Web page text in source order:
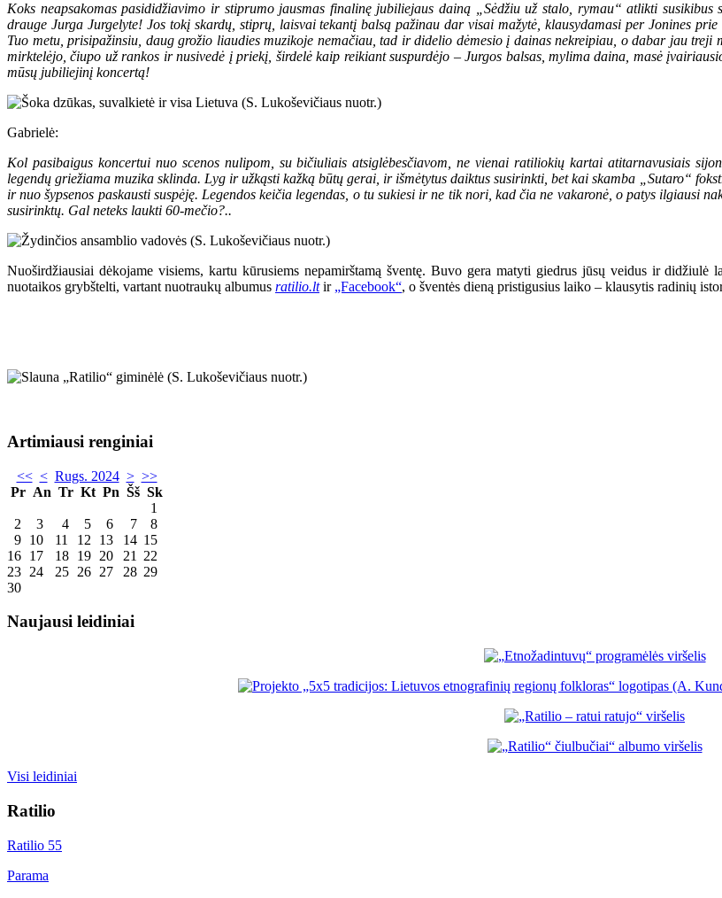
Koks neapsakomas pasididžiavimo ir stiprumo jausmas finalinę jubiliejaus dainą „Sėdžiu už stalo, rymau“ atlikti
drauge Jurga Jurgelyte! Jos tokį skardų, stiprų, laisvai tekantį balsą pažinau dar visai mažytė, klausydamasi per Jonines
Tuo metu, prisipažinsiu, daug grožio liaudies muzikoje nemačiau, tad ir didelio dėmesio į dainas nekreipiau, o dabar jau
mirktelėjo, čiupo už rankos ir nusivedė į priekį, širdelė kaip reikiant suspurdėjo – Jurgos balsas, mylima daina, masė
mūsų jubiliejinį koncertą!
Gabrielė:
Kol pasibaigus koncertui nuo scenos nulipom, su bičiuliais atsiglėbesčiavom, ne vienai ratiliokių kartai atitarnavusiais
legendų griežiama muzika sklinda. Lyg ir užkąsti kažką būtų gerai, ir išmėtytus daiktus susirinkti, bet kai skamba „Sutaro“
ir nuo šypsenos paskausti suspėję. Legendos keičia legendas, o tu sukiesi ir ne tik nori, kad čia ne vakaronė, o patys ilgiausi
susirinktų. Gal neteks laukti 60-mečio?..
Nuoširdžiausiai dėkojame visiems, kartu kūrusiems nepamirštamą šventę. Buvo gera matyti giedrus jūsų veidus ir
nuotaikos grybštelti, vartant nuotraukų albumus ratilio.ltir „Facebook“, o šventės dieną pristigusius laiko – klausytis radinių
Artimiausi renginiai
<< < Rugs. 2024 > >>
Pr An Tr Kt Pn Šš Sk
1
2
3 4 5 6 7
8
9 10 11 12 13 14 15
16 17 18 19 20 21
22
23 24 25 26 27 28 29
30
Naujausi leidiniai
Visi leidiniai
Ratilio
Ratilio 55
Parama